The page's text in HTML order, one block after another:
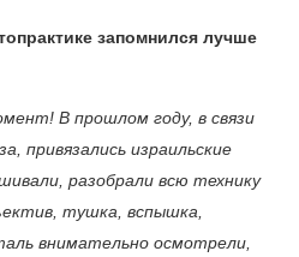
запомнился лучше
В прошлом году, в связи
привязались израильские
разобрали всю технику
тушка, вспышка,
внимательно осмотрели,